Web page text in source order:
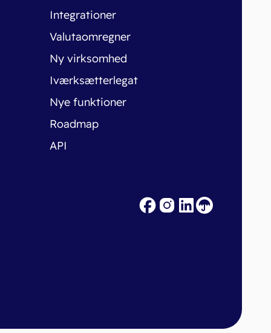
Integrationer
Valutaomregner
Ny virksomhed
Iværksætterlegat
Nye funktioner
Roadmap
API